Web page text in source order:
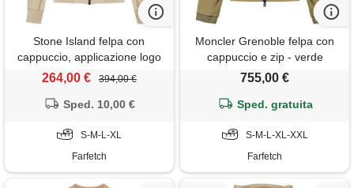
Stone Island felpa con
cappuccio, applicazione logo
e zip - toni neutri
264,00 € 394,00 €
Sped. 10,00 €
S-M-L-XL
Farfetch
Moncler Grenoble felpa con
cappuccio e zip - verde
755,00 €
Sped. gratuita
S-M-L-XL-XXL
Farfetch